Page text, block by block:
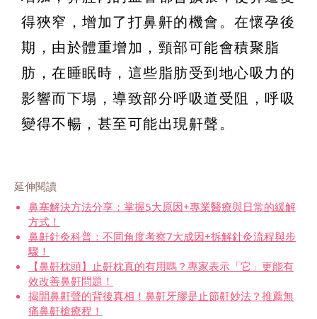
得狹窄，增加了打鼻鼾的機會。在懷孕後
期，由於體重增加，頸部可能會積聚脂
肪，在睡眠時，這些脂肪受到地心吸力的
影響而下塌，導致部分呼吸道受阻，呼吸
變得不暢，甚至可能出現鼾聲。
延伸閱讀
鼻塞解決方法分享：掌握5大原因+專業醫療與日常的緩解
方式！
鼻鼾針灸科普：不同角度考察7大成因+拆解針灸流程與步
驟！
【鼻鼾枕頭】止鼾枕真的有用嗎？專家表示「它」更能有
效改善鼻鼾問題！
揭開鼻鼾聲的背後真相！鼻鼾牙膠是止節鼾妙法？推薦無
痛鼻鼾槍療程！